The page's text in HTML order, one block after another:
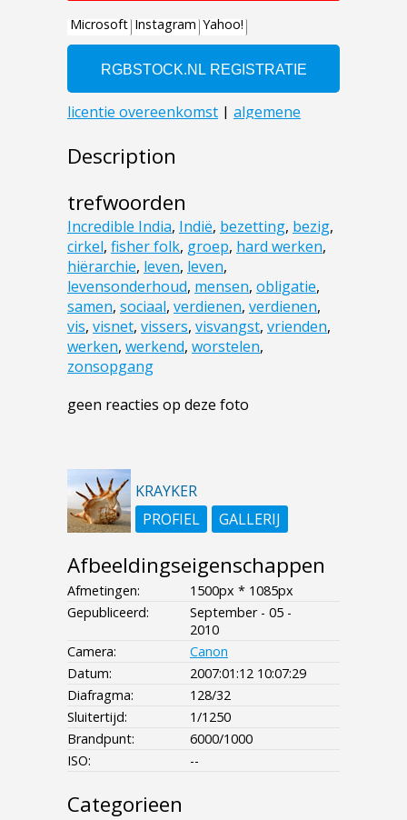
Description
trefwoorden
Incredible India, Indië, bezetting, bezig,
cirkel, fisher folk, groep, hard werken,
hiërarchie, leven, leven,
levensonderhoud, mensen, obligatie,
samen, sociaal, verdienen, verdienen,
vis, visnet, vissers, visvangst, vrienden,
werken, werkend, worstelen,
zonsopgang
geen reacties op deze foto
KRAYKER
PROFIEL
GALLERIJ
Afbeeldingseigenschappen
Afmetingen:
1500px * 1085px
Gepubliceerd:
September - 05 -
2010
Camera:
Canon
Datum:
2007:01:12 10:07:29
Diafragma:
128/32
Sluitertijd:
1/1250
Brandpunt:
6000/1000
ISO:
--
Categorieen